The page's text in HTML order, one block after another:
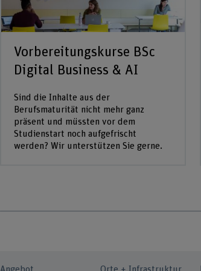
Vorbereitungskurse BSc
Digital Business & AI
Sind die Inhalte aus der
Berufsmaturität nicht mehr ganz
präsent und müssten vor dem
Studienstart noch aufgefrischt
werden? Wir unterstützen Sie gerne.